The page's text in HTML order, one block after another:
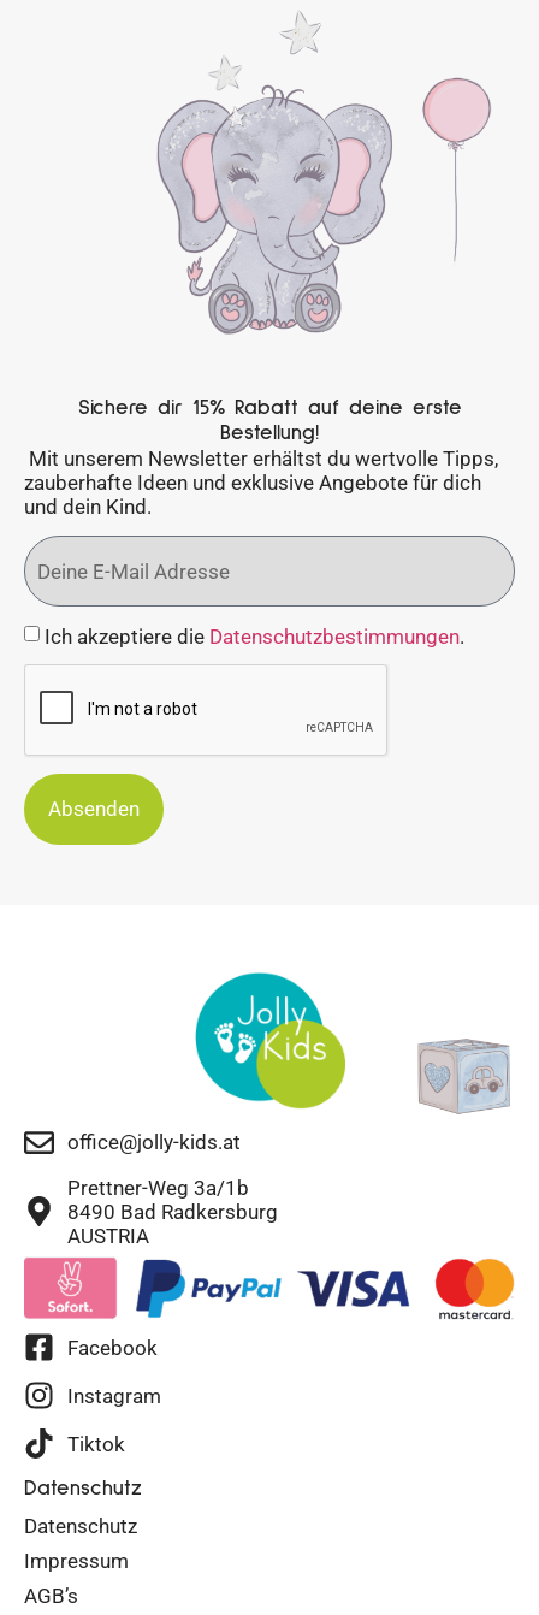
Sichere dir 15% Rabatt auf deine erste
Bestellung!
Mit unserem Newsletter erhältst du wertvolle Tipps,
zauberhafte Ideen und exklusive Angebote für dich
und dein Kind.
Ich akzeptiere die Datenschutzbestimmungen.
Absenden
office@jolly-kids.at
Prettner-Weg 3a/1b
8490 Bad Radkersburg
AUSTRIA
Facebook
Instagram
Tiktok
Datenschutz
Datenschutz
Impressum
AGB’s